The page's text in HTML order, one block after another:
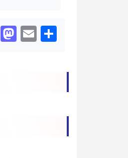
Facebook
Mastodon
Email